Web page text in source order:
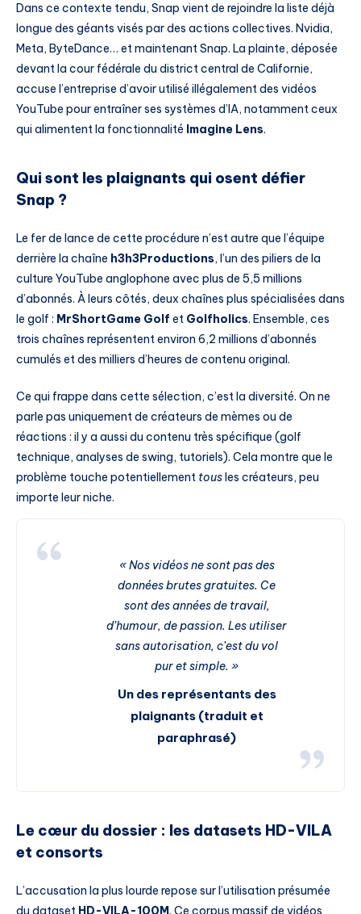
Dans ce contexte tendu, Snap vient de rejoindre la liste déjà
longue des géants visés par des actions collectives. Nvidia,
Meta, ByteDance… et maintenant Snap. La plainte, déposée
devant la cour fédérale du district central de Californie,
accuse l’entreprise d’avoir utilisé illégalement des vidéos
YouTube pour entraîner ses systèmes d’IA, notamment ceux
qui alimentent la fonctionnalité Imagine Lens.
Qui sont les plaignants qui osent défier
Snap ?
Le fer de lance de cette procédure n’est autre que l’équipe
derrière la chaîne h3h3Productions, l’un des piliers de la
culture YouTube anglophone avec plus de 5,5 millions
d’abonnés. À leurs côtés, deux chaînes plus spécialisées dans
le golf : MrShortGame Golf et Golfholics. Ensemble, ces
trois chaînes représentent environ 6,2 millions d’abonnés
cumulés et des milliers d’heures de contenu original.
Ce qui frappe dans cette sélection, c’est la diversité. On ne
parle pas uniquement de créateurs de mèmes ou de
réactions : il y a aussi du contenu très spécifique (golf
technique, analyses de swing, tutoriels). Cela montre que le
problème touche potentiellement tousles créateurs, peu
importe leur niche.
« Nos vidéos ne sont pas des
données brutes gratuites. Ce
sont des années de travail,
d’humour, de passion. Les utiliser
sans autorisation, c’est du vol
pur et simple. »
Un des représentants des
plaignants (traduit et
paraphrasé)
Le cœur du dossier : les datasets HD-VILA
et consorts
L’accusation la plus lourde repose sur l’utilisation présumée
du dataset HD-VILA-100M. Ce corpus massif de vidéos